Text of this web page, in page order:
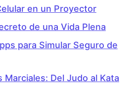
en un Proyector
de una Vida Plena
para Simular Seguro de
Del Judo al Kata